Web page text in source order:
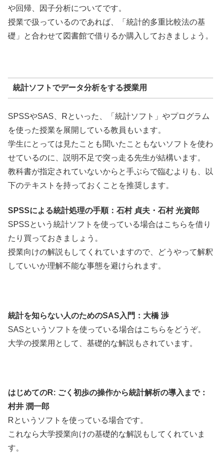
や回帰、因子分析についてです。
授業で扱っているのであれば、「統計的多重比較法の基
礎」と合わせて図書館で借りるか購入しておきましょう。
統計ソフトでデータ分析をする授業用
SPSSやSAS、Rといった、「統計ソフト」やプログラム
を使った授業を展開している教員もいます。
学生にとっては見たことも聞いたこともないソフトを使わ
せているのに、説明不足で突っ走る先生が結構います。
教科書が指定されていないからと手ぶらで臨むよりも、以
下のテキストを持っておくことを推奨します。
SPSSによる統計処理の手順：石村 貞夫・石村 光資郎
SPSSという統計ソフトを使っている場合はこちらを借り
たり買っておきましょう。
授業向けの解説もしてくれていますので、どうやって解釈
していいか理解不能な事態を避けられます。
統計を知らない人のためのSAS入門：大橋 渉
SASというソフトを使っている場合はこちらをどうぞ。
大学の授業用として、基礎的な解説もされています。
はじめてのR: ごく初歩の操作から統計解析の導入まで：
村井 潤一郎
Rというソフトを使っている場合です。
これなら大学授業向けの基礎的な解説もしてくれていま
す。